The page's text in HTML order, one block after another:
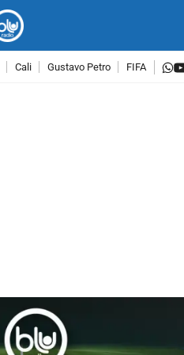
Cali Gustavo Petro FIFA